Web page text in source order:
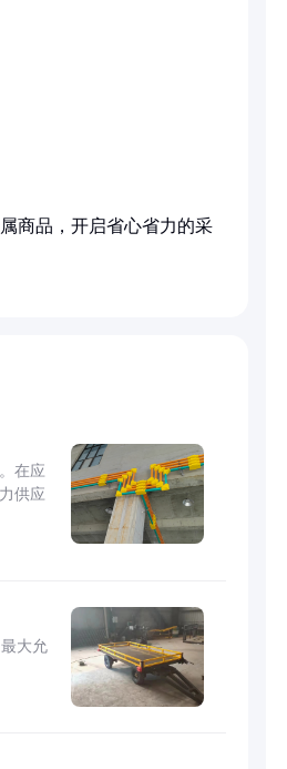
商品，开启省心省力的采
在应
供应
大允